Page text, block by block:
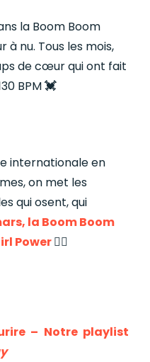
la Boom Boom
nu. Tous les mois,
de cœur qui ont fait
BPM💓
internationale en
, on met les
qui osent, qui
la Boom Boom
Power✊🏼
– Notre playlist